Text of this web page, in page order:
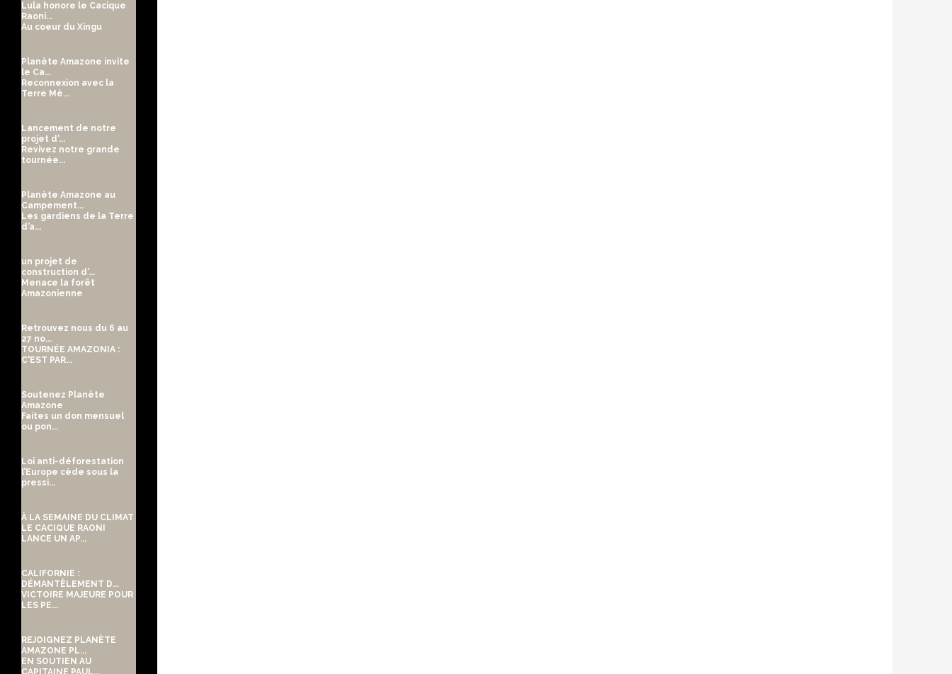
Lula honore le Cacique
Raoni...
Au coeur du Xingu
Planète Amazone invite
le Ca...
Reconnexion avec la
Terre Mè...
Lancement de notre
projet d'...
Revivez notre grande
tournée...
Planète Amazone au
Campement...
Les gardiens de la Terre
d’a...
un projet de
construction d’...
Menace la forêt
Amazonienne
Retrouvez nous du 6 au
27 no...
TOURNÉE AMAZONIA :
C'EST PAR...
Soutenez Planète
Amazone
Faites un don mensuel
ou pon...
Loi anti-déforestation
l’Europe cède sous la
pressi...
À LA SEMAINE DU CLIMAT
LE CACIQUE RAONI
LANCE UN AP...
CALIFORNIE :
DÉMANTÈLEMENT D...
VICTOIRE MAJEURE POUR
LES PE...
REJOIGNEZ PLANÈTE
AMAZONE PL...
EN SOUTIEN AU
CAPITAINE PAUL...